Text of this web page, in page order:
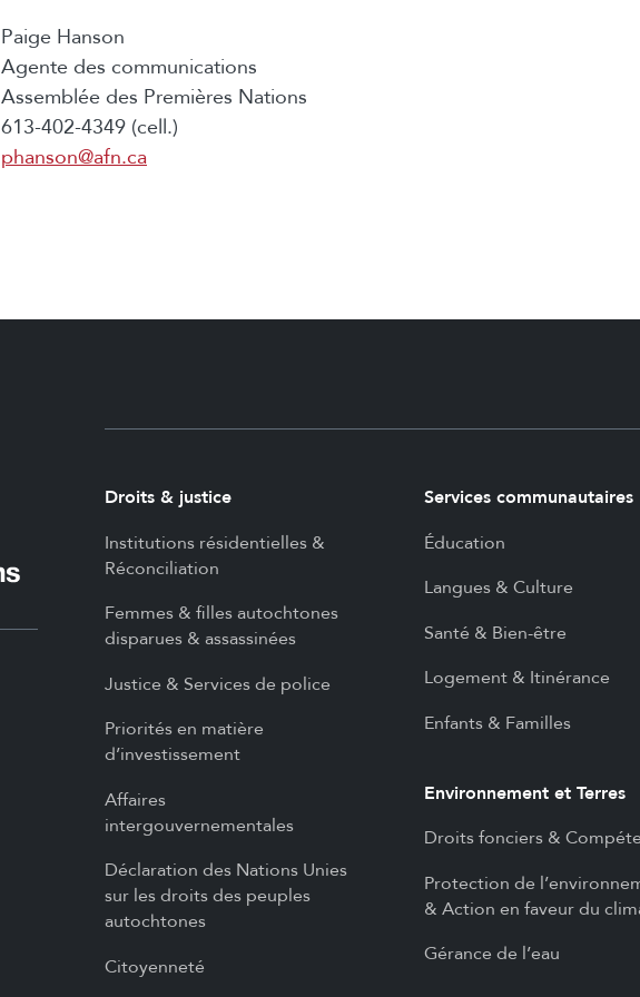
Paige Hanson
Agente des communications
Assemblée des Premières Nations
613-402-4349 (cell.)
phanson@afn.ca
Droits & justice
Institutions résidentielles &
Réconciliation
Femmes & filles autochtones
disparues & assassinées
Justice & Services de police
Priorités en matière
d’investissement
Affaires
intergouvernementales
Déclaration des Nations Unies
sur les droits des peuples
autochtones
Citoyenneté
Services communautaires
Éducation
Langues & Culture
Santé & Bien-être
Logement & Itinérance
Enfants & Familles
Environnement et Terres
Droits fonciers &
Protection de
& Action en faveur du
Gérance de l’eau